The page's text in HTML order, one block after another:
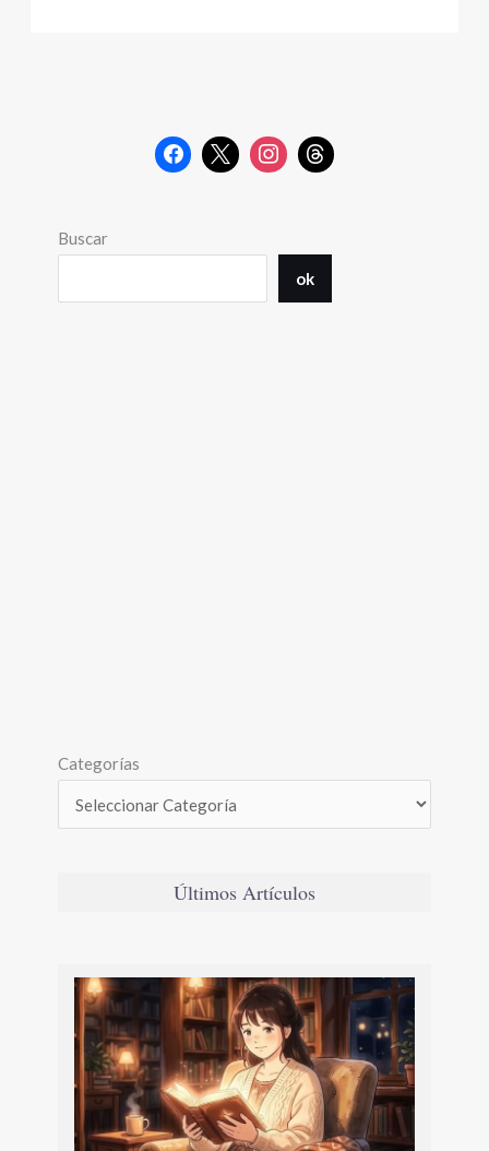
Buscar
ok
Categorías
Últimos Artículos